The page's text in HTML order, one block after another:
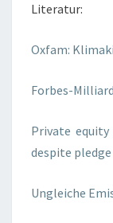
Literatur:
Oxfam:
Forbes-
Private
despite
Ungleiche